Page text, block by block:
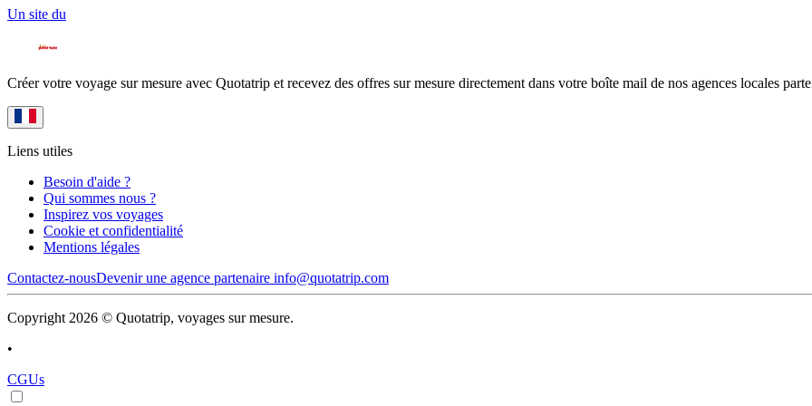
Un site du
Créer votre voyage sur mesure avec Quotatrip et recevez des offres sur mesure directement dans votre boîte mail de nos agences locales
Liens utiles
Besoin d'aide ?
Qui sommes nous ?
Inspirez vos voyages
Cookie et confidentialité
Mentions légales
Contactez-nousDevenir une agence partenaire info@quotatrip.com
Copyright 2026 © Quotatrip, voyages sur mesure.
•
CGUs